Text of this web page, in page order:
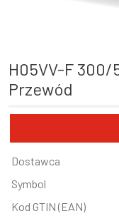
H05VV-F 300/500V 4G1,5 mm2 CZARNY;
Przewód
Informacja
Wartość
Dostawca
Symbol
Kod GTIN (EAN)